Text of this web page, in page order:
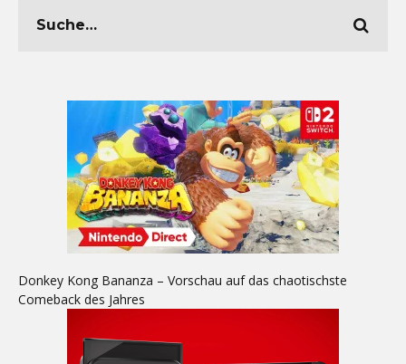
Donkey Kong Bananza – Vorschau auf das chaotischste
Comeback des Jahres